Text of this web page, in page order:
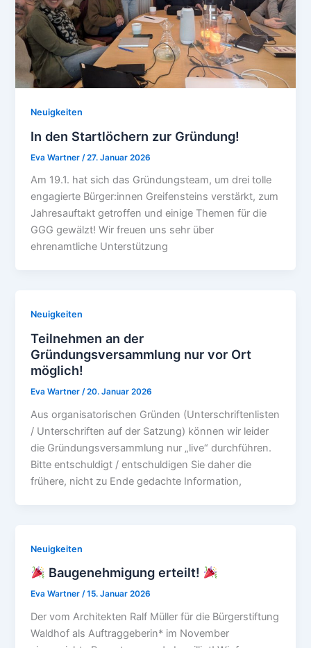
Neuigkeiten
In den Startlöchern zur Gründung!
Eva Wartner /27. Januar 2026
Am 19.1. hat sich das Gründungsteam, um drei tolle
engagierte Bürger:innen Greifensteins verstärkt, zum
Jahresauftakt getroffen und einige Themen für die
GGG gewälzt! Wir freuen uns sehr über
ehrenamtliche Unterstützung
Neuigkeiten
Teilnehmen an der
Gründungsversammlung nur vor Ort
möglich!
Eva Wartner/20. Januar 2026
Aus organisatorischen Gründen (Unterschriftenlisten
/ Unterschriften auf der Satzung) können wir leider
die Gründungsversammlung nur „live“ durchführen.
Bitte entschuldigt / entschuldigen Sie daher die
frühere, nicht zu Ende gedachte Information,
Neuigkeiten
Baugenehmigung erteilt!
Eva Wartner/15. Januar 2026
Der vom Architekten Ralf Müller für die Bürgerstiftung
Waldhof als Auftraggeberin* im November